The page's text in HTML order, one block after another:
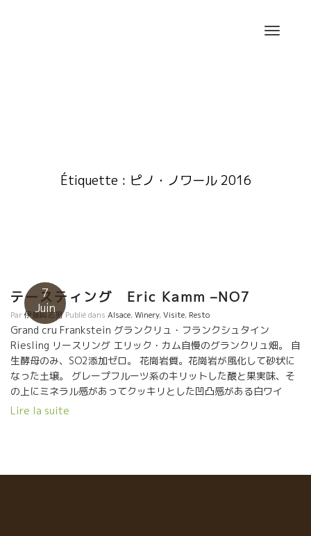
Étiquette : ピノ・ノワール 2016
7
Juin
テースティング Eric Kamm –NO7
Par伊藤與志男 Publié dans Alsace,Winery,Visite, Resto
Grand cru Frankstein グランクリュ・フランクシュタイン
Riesling リースリング エリック・カム自慢のグランクリュ畑。 自
生酵母のみ、SO2添加ゼロ。 花崗岩質。花崗岩が風化して砂状に
なった土壌。 グレープフルーツ系のキリットした酸と果実味、そ
の上にミネラル感があってクッキリとした凹凸感がある白ワイ
ン。 流石グランクリュのリースリング。 QV . g ポワン・ジェ ゲ
Lire la suite